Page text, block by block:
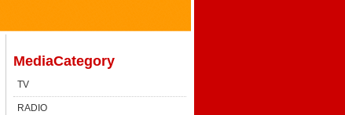
MediaCategory
TV
RADIO